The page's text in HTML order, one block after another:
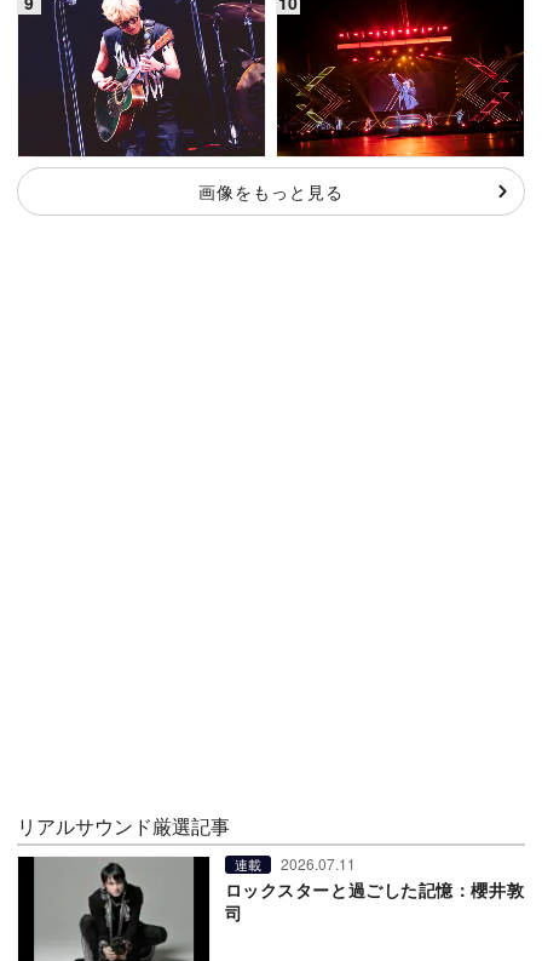
画像をもっと見る
リアルサウンド厳選記事
連載 2026.07.11
ロックスターと過ごした記憶：櫻井敦
司